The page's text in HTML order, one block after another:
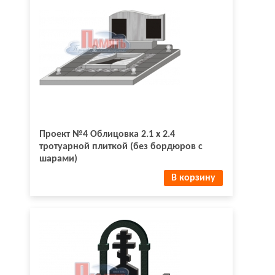
Проект №4 Облицовка 2.1 х 2.4
тротуарной плиткой (без бордюров с
шарами)
В корзину